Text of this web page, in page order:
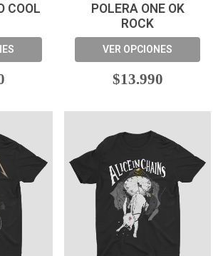
COOL
POLERA ONE OK
ROCK
VER OPCIONES
$13.990